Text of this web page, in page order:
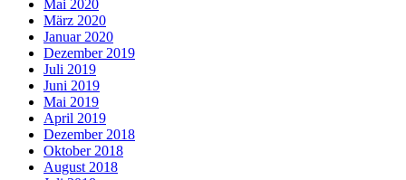
Mai 2020
März 2020
Januar 2020
Dezember 2019
Juli 2019
Juni 2019
Mai 2019
April 2019
Dezember 2018
Oktober 2018
August 2018